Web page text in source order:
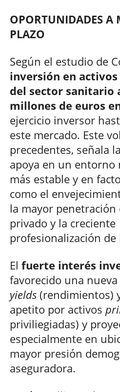
OPORTUNIDADES A
PLAZO
Según el estudio de
inversión en
del sector sanitario
millones de euros
ejercicio inversor
este mercado. Este
precedentes, señala
apoya en un entorno
más estable y en
como el
la mayor penetración
privado y la creciente
profesionalización de
El fuerte interés
favorecido una
yields (rendimientos)
apetito por activos
priviliegiadas) y
especialmente en
mayor presión
aseguradora.